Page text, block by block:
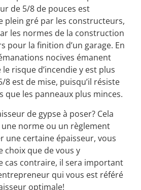
L’option robuste des panneaux
de 5/8 de pouces est
plein gré par les constructeurs,
les normes de la construction
pour la finition d’un garage. En
nocives émanent
le risque d’incendie y est plus
8 est de mise, puisqu’il résiste
de gypse à poser? Cela
norme ou un règlement
une certaine épaisseur, vous
choix que de vous y
cas contraire, il sera important
qui vous est référé